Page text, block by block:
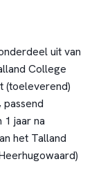
uit van
College
(toeleverend)
jaar na
het Talland